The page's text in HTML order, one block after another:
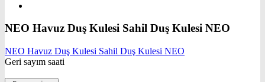
NEO Havuz Duş Kulesi Sahil Duş Kulesi NEO
NEO Havuz Duş Kulesi Sahil Duş Kulesi NEO
Geri sayım saati